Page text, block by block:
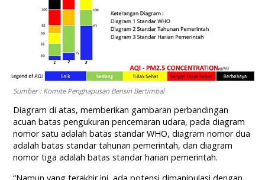
Sumber : Komite Penghapusan Bensin Bertimbal
Diagram di atas, memberikan gambaran perbandingan
acuan batas pengukuran pencemaran udara, pada diagram
nomor satu adalah batas standar WHO, diagram nomor dua
adalah batas standar tahunan pemerintah, dan diagram
nomor tiga adalah batas standar harian pemerintah.